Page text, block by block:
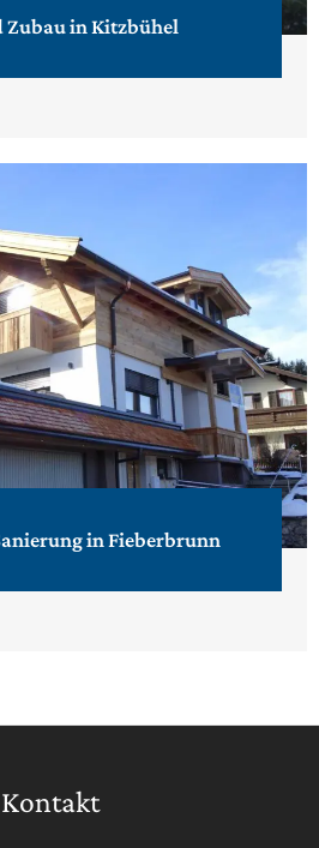
Zubau in Kitzbühel
in Fieberbrunn
Kontakt